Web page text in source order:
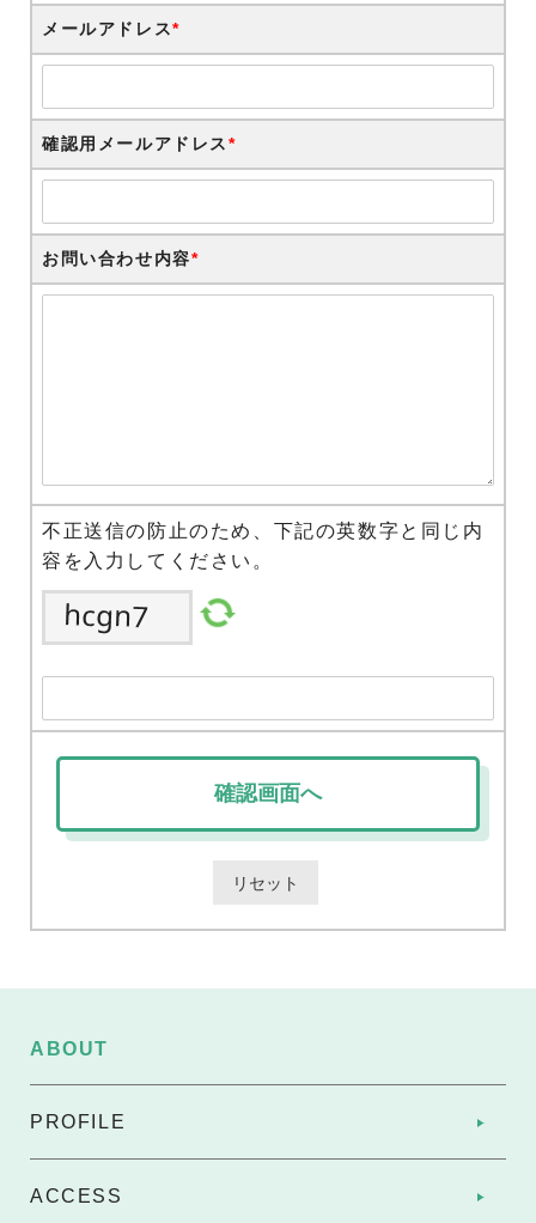
メールアドレス*
確認用メールアドレス*
お問い合わせ内容*
不正送信の防止のため、下記の英数字と同じ内
容を入力してください。
ABOUT
PROFILE
ACCESS